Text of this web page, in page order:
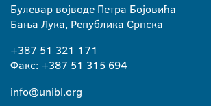
Булевар војводе Петра Бојовића
Бања Лука, Република Српска
+387 51 321 171
Факс: +387 51 315 694
info@unibl.org